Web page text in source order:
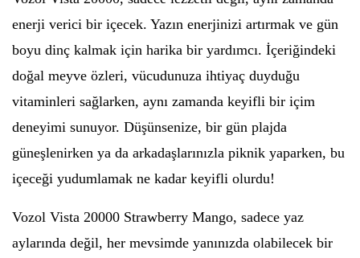
enerji verici bir içecek. Yazın enerjinizi artırmak ve gün
boyu dinç kalmak için harika bir yardımcı. İçeriğindeki
doğal meyve özleri, vücudunuza ihtiyaç duyduğu
vitaminleri sağlarken, aynı zamanda keyifli bir içim
deneyimi sunuyor. Düşünsenize, bir gün plajda
güneşlenirken ya da arkadaşlarınızla piknik yaparken, bu
içeceği yudumlamak ne kadar keyifli olurdu!
Vozol Vista 20000 Strawberry Mango, sadece yaz
aylarında değil, her mevsimde yanınızda olabilecek bir